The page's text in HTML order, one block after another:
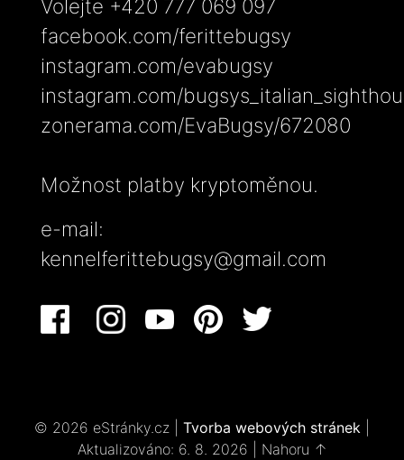
Volejte +420 777 069 097
facebook.com/ferittebugsy
instagram.com/evabugsy
instagram.com/
zonerama.com/EvaBugsy/672080
Možnost platby kryptoměnou.
e-mail:
kennelferittebugsy@gmail.com
© 2026 eStránky.cz Tvorba webových stránek
Aktualizováno: 6. 8. 2026
Nahoru ↑